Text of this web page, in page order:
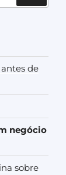
de
negócio
sobre